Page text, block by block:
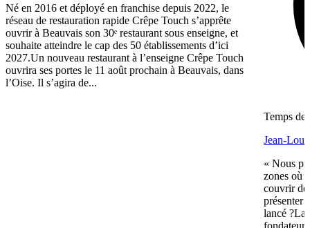
Né en 2016 et déployé en franchise depuis 2022, le
réseau de restauration rapide Crêpe Touch s’apprête
ouvrir à Beauvais son 30ᵉ restaurant sous enseigne, et
souhaite atteindre le cap des 50 établissements d’ici
2027.Un nouveau restaurant à l’enseigne Crêpe Touch
ouvrira ses portes le 11 août prochain à Beauvais, dans
l’Oise. Il s’agira de...
Temps de
Jean-
« Nous
zones où
couvrir de
présenter
lancé ?La